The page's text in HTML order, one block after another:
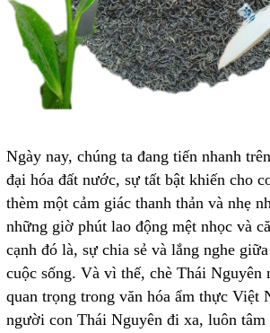
Ngày nay, chúng ta đang tiến nhanh
đại hóa đất nước, sự tất bật khiến cho
thèm một cảm giác thanh thản và nhẹ
những giờ phút lao động mệt nhọc và
cạnh đó là, sự chia sẻ và lắng nghe
cuộc sống. Và vì thế, chè Thái Nguyên
quan trọng trong văn hóa ẩm thực Việt
người con Thái Nguyên đi xa, luôn